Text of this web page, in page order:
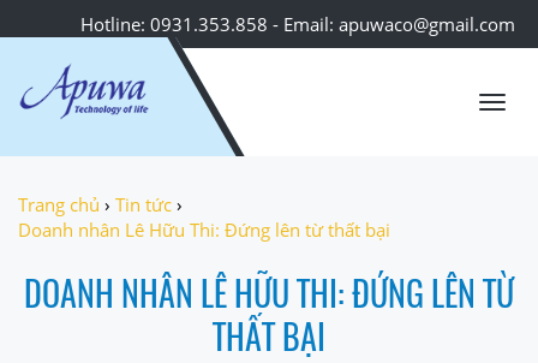
Hotline: 0931.353.858 - Email: apuwaco@gmail.com
Trang chủ › Tin tức ›
Doanh nhân Lê Hữu Thi: Đứng lên từ thất bại
DOANH NHÂN LÊ HỮU THI: ĐỨNG LÊN TỪ
THẤT BẠI